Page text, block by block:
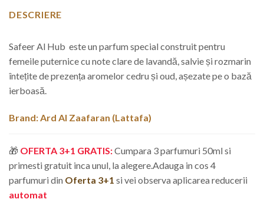
DESCRIERE
Safeer Al Hub este un parfum special construit pentru
femeile puternice cu note clare de lavandă, salvie și rozmarin
întețite de prezența aromelor cedru și oud, așezate pe o bază
ierboasă.
Brand: Ard Al Zaafaran (Lattafa)
🎁 OFERTA 3+1 GRATIS:Cumpara 3 parfumuri 50ml si
primesti gratuit inca unul, la alegere. Adauga in cos 4
parfumuri din Oferta 3+1 si vei observa aplicarea reducerii
automat